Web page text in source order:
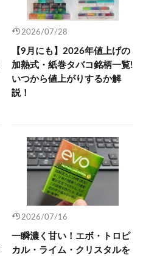
2026/07/28
【9月にも】2026年値上げの
加熱式・紙巻タバコ銘柄一覧!
いつから値上がりするか解
説！
2026/07/16
一瞬濃く甘い！エボ・トロピ
カル・ライム・クリスタルを